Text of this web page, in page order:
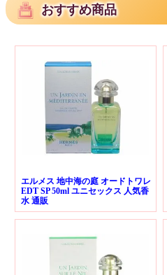
おすすめ商品
エルメス 地中海の庭 オードトワレ
EDT SP 50ml ユニセックス 人気香
水 通販